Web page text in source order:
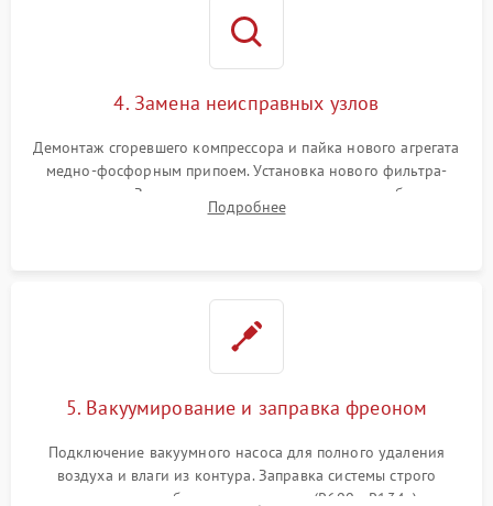
4. Замена неисправных узлов
Демонтаж сгоревшего компрессора и пайка нового агрегата
медно-фосфорным припоем. Установка нового фильтра-
осушителя. Замена изношенных вентиляторов обдува,
сломанных заслонок или поврежденных дверных петель.
Подробнее
5. Вакуумирование и заправка фреоном
Подключение вакуумного насоса для полного удаления
воздуха и влаги из контура. Заправка системы строго
дозированным объемом хладагента (R600a, R134a) по